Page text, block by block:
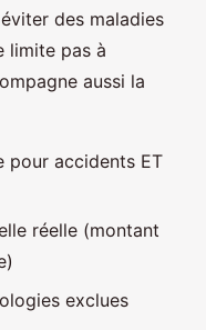
des maladies
limite pas à
aussi la
pour accidents ET
réelle (montant
exclues